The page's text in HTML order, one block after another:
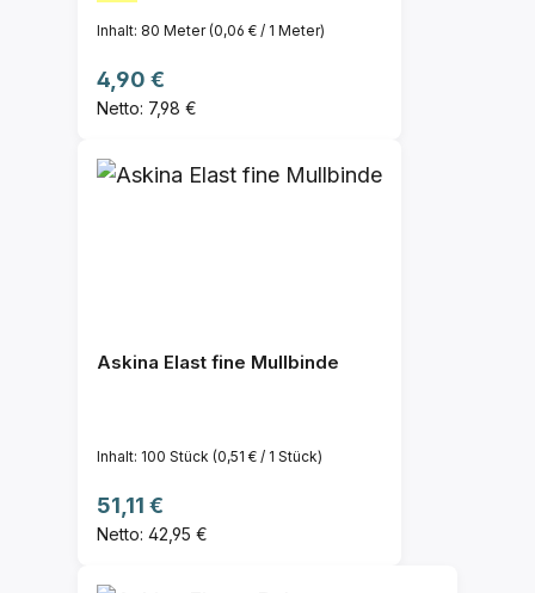
Inhalt: 80 Meter(0,06 € / 1 Meter)
Regulärer Preis:
4,90 €
Netto: 7,98 €
Askina Elast fine Mullbinde
Inhalt: 100 Stück (0,51 € / 1 Stück)
Regulärer Preis:
51,11 €
Netto: 42,95 €